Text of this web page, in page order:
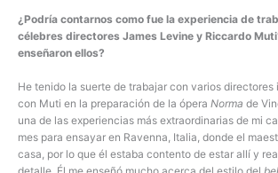
¿Podría contarnos como fue la experiencia de
célebres directores James Levine y Riccardo
enseñaron ellos?
He tenido la suerte de trabajar con varios directores
con Muti en la preparación de la ópera Norma de
una de las experiencias más extraordinarias de mi
mes para ensayar en Ravenna, Italia, donde el
casa, por lo que él estaba contento de estar allí y